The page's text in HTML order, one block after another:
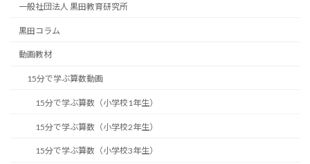
一般社団法人 黒田教育研究所
黒田コラム
動画教材
15分で学ぶ算数動画
15分で学ぶ算数（小学校1年生）
15分で学ぶ算数（小学校2年生）
15分で学ぶ算数（小学校3年生）